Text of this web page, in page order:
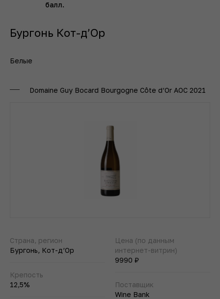
балл.
Бургонь Кот-д’Ор
Белые
Domaine Guy Bocard Bourgogne Côte d’Or AOC 2021
Страна, регион
Бургонь, Кот-д’Ор
Крепость
12,5%
Цена (по данным
интернет-витрин)
9990 ₽
Поставщик
Wine Bank